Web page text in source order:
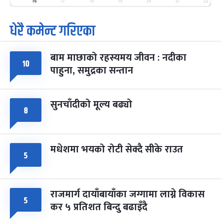
७
आइत
पूर्णिमा व्रत
चैत्र ७, २०८३-Mar 21, 2027
८ फागुपूर्णिमा
चैत्र ८, २०८३-Mar 22, 2027
७ महिना बाँकी
धेरै कमेन्ट गरिएका
१० बाम माछाको रहस्यमय जीवन : नदीका
पाहुना, समुद्रका सन्तान
८ सुनचाँदीको मूल्य बढ्यो
५ मधेशमा भयको रोटी सेक्दै सीके राउत
५ राजमार्ग दायाँबायाँका जग्गामा लाग्ने विकास
कर ५ प्रतिशत बिन्दु बढाइँदै